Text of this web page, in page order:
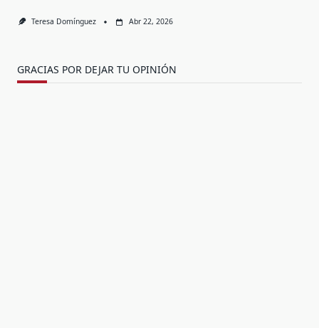
Teresa Domínguez Abr 22, 2026
GRACIAS POR DEJAR TU OPINIÓN